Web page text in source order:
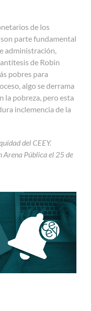
de los
parte fundamental
administración,
de Robin
pobres para
algo se derrama
la pobreza, pero esta
inclemencia de la
del CEEY.
Pública el 25 de